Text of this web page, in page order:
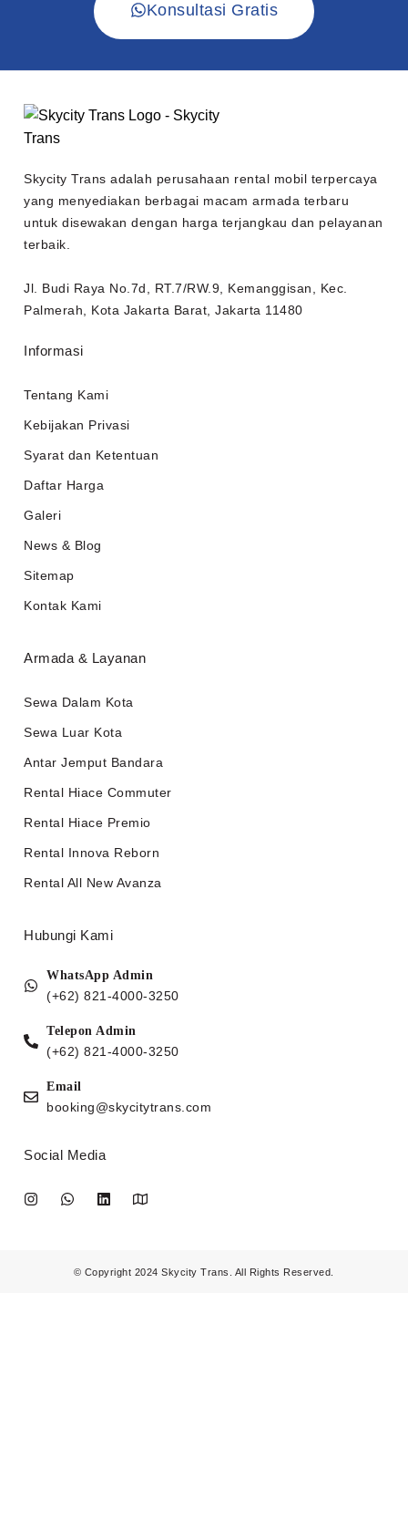
Konsultasi Gratis
Skycity Trans adalah perusahaan rental mobil terpercaya
yang menyediakan berbagai macam armada terbaru
untuk disewakan dengan harga terjangkau dan pelayanan
terbaik.
Jl. Budi Raya No.7d, RT.7/RW.9, Kemanggisan, Kec.
Palmerah, Kota Jakarta Barat, Jakarta 11480
Informasi
Tentang Kami
Kebijakan Privasi
Syarat dan Ketentuan
Daftar Harga
Galeri
News & Blog
Sitemap
Kontak Kami
Armada & Layanan
Sewa Dalam Kota
Sewa Luar Kota
Antar Jemput Bandara
Rental Hiace Commuter
Rental Hiace Premio
Rental Innova Reborn
Rental All New Avanza
Hubungi Kami
WhatsApp Admin
(+62) 821-4000-3250
Telepon Admin
(+62) 821-4000-3250
Email
booking@skycitytrans.com
Social Media
© Copyright 2024 Skycity Trans. All Rights Reserved.